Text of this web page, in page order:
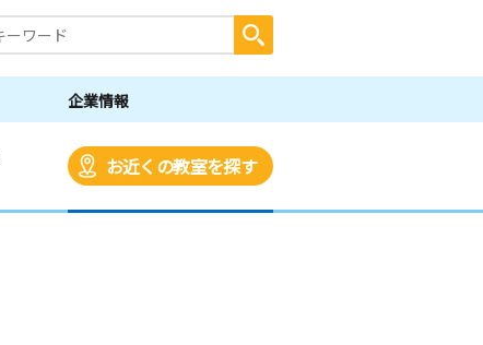
企業情報
お近くの教室を探す